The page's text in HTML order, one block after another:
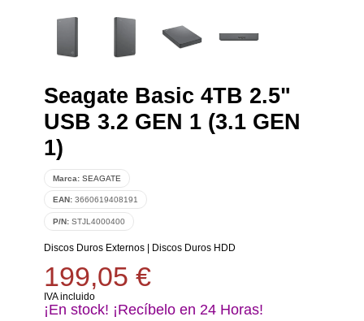
Seagate Basic 4TB 2.5"
USB 3.2 GEN 1 (3.1 GEN
1)
Marca: SEAGATE
EAN: 3660619408191
P/N: STJL4000400
Discos Duros Externos| Discos Duros HDD
199,05 €
IVA incluido
¡En stock! ¡Recíbelo en 24 Horas!